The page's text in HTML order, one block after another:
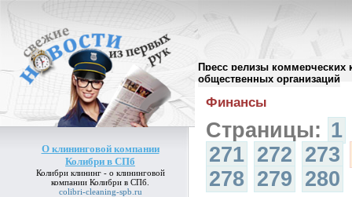
Пресс релизы коммерческих
общественных организаций
О клининговой компании
Колибри в СПб
Колибри клининг - о клининговой
компании Колибри в СПб
colibri-cleaning-spb.ru
Архив пресс-релизов//
Финансы
Страницы: 1
271 272 273
278 279 280